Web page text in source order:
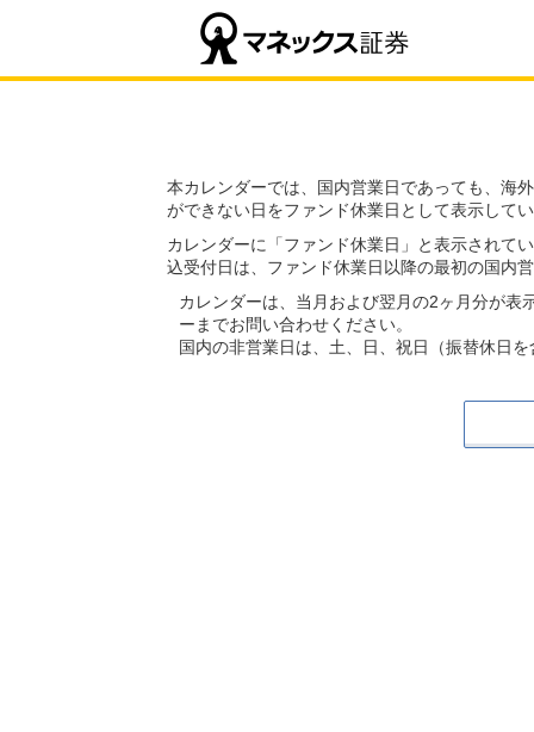
本カレンダーでは、国内営業日であっても、海
ができない日をファンド休業日として表示して
カレンダーに「ファンド休業日」と表示されて
込受付日は、ファンド休業日以降の最初の国内
カレンダーは、当月および翌月の2ヶ月分が表
ーまでお問い合わせください。
国内の非営業日は、土、日、祝日（振替休日